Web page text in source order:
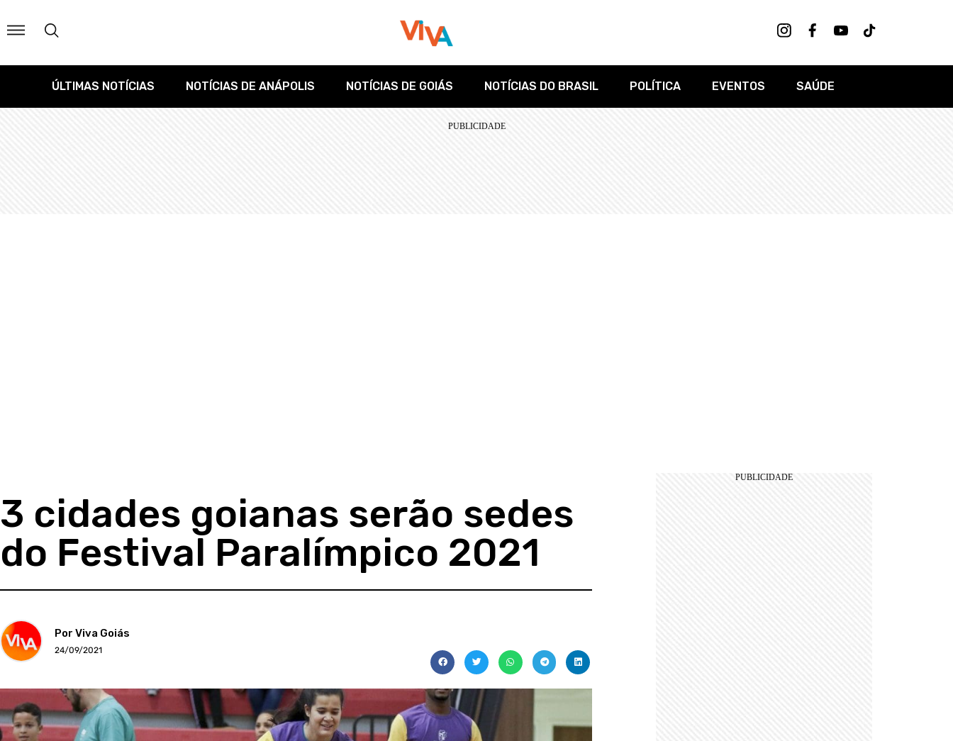
ÚLTIMAS NOTÍCIAS NOTÍCIAS DE ANÁPOLIS NOTÍCIAS DE GOIÁS NOTÍCIAS DO BRASIL POLÍTICA EVENTOS SAÚDE
3 cidades goianas serão sedes
do Festival Paralímpico 2021
Por Viva Goiás
24/09/2021